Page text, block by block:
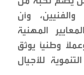
والفنيين، وأن
المهنية
وطنياً يوثق
للأجيال